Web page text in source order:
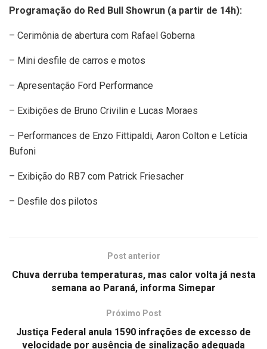
Programação do Red Bull Showrun (a partir de 14h):
– Cerimônia de abertura com Rafael Goberna
– Mini desfile de carros e motos
– Apresentação Ford Performance
– Exibições de Bruno Crivilin e Lucas Moraes
– Performances de Enzo Fittipaldi, Aaron Colton e Letícia
Bufoni
– Exibição do RB7 com Patrick Friesacher
– Desfile dos pilotos
Post anterior
Chuva derruba temperaturas, mas calor volta já nesta
semana ao Paraná, informa Simepar
Próximo Post
Justiça Federal anula 1590 infrações de excesso de
velocidade por ausência de sinalização adequada